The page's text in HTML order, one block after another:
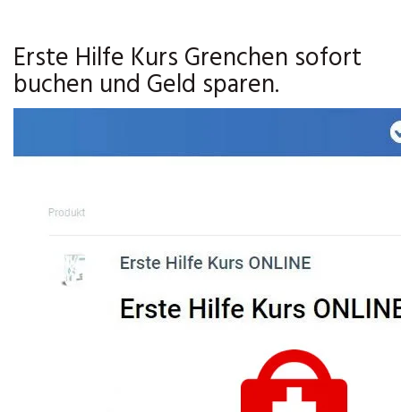
Erste Hilfe Kurs Grenchen sofort
buchen und Geld sparen.